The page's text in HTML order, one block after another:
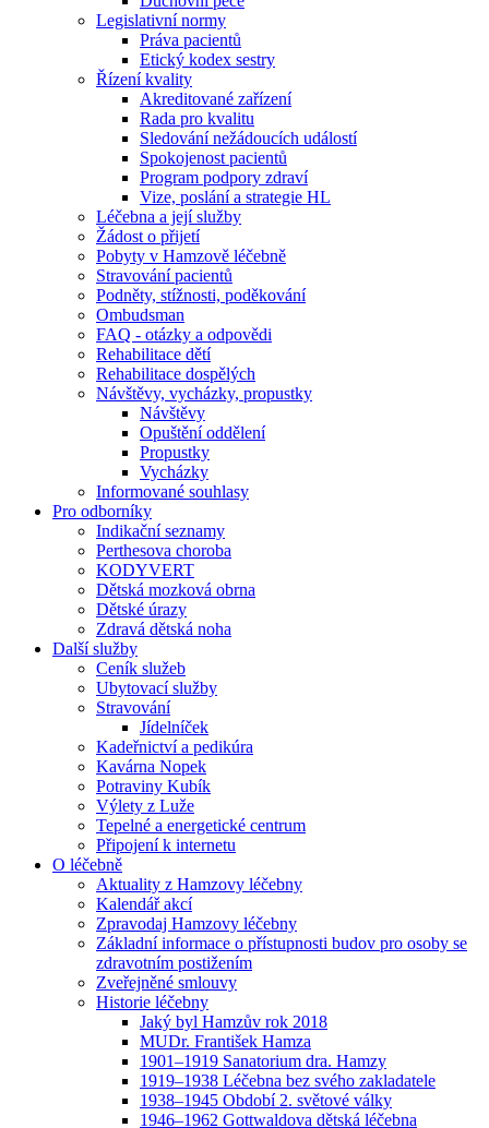
Legislativní normy
Práva pacientů
Etický kodex sestry
Řízení kvality
Akreditované zařízení
Rada pro kvalitu
Sledování nežádoucích událostí
Spokojenost pacientů
Program podpory zdraví
Vize, poslání a strategie HL
Léčebna a její služby
Žádost o přijetí
Pobyty v Hamzově léčebně
Stravování pacientů
Podněty, stížnosti, poděkování
Ombudsman
FAQ - otázky a odpovědi
Rehabilitace dětí
Rehabilitace dospělých
Návštěvy, vycházky, propustky
Návštěvy
Opuštění oddělení
Propustky
Vycházky
Informované souhlasy
Pro odborníky
Indikační seznamy
Perthesova choroba
KODYVERT
Dětská mozková obrna
Dětské úrazy
Zdravá dětská noha
Další služby
Ceník služeb
Ubytovací služby
Stravování
Jídelníček
Kadeřnictví a pedikúra
Kavárna Nopek
Potraviny Kubík
Výlety z Luže
Tepelné a energetické centrum
Připojení k internetu
O léčebně
Aktuality z Hamzovy léčebny
Kalendář akcí
Zpravodaj Hamzovy léčebny
Základní informace o přístupnosti budov pro osoby se
zdravotním postižením
Zveřejněné smlouvy
Historie léčebny
Jaký byl Hamzův rok 2018
MUDr. František Hamza
1901–1919 Sanatorium dra. Hamzy
1919–1938 Léčebna bez svého zakladatele
1938–1945 Období 2. světové války
1946–1962 Gottwaldova dětská léčebna